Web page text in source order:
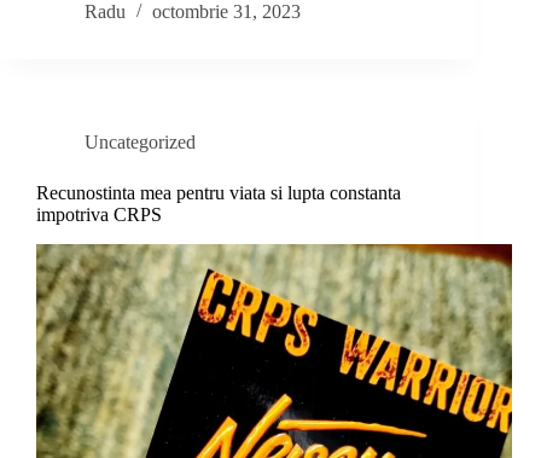
Radu
octombrie 31, 2023
Uncategorized
Recunostinta mea pentru viata si lupta constanta
impotriva CRPS